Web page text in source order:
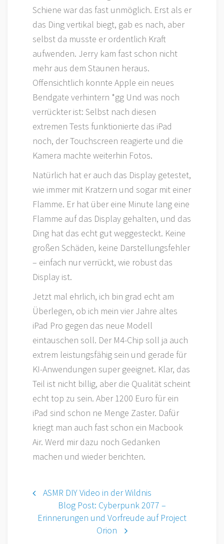
Schiene war das fast unmöglich. Erst als er
das Ding vertikal biegt, gab es nach, aber
selbst da musste er ordentlich Kraft
aufwenden. Jerry kam fast schon nicht
mehr aus dem Staunen heraus.
Offensichtlich konnte Apple ein neues
Bendgate verhintern *gg Und was noch
verrückter ist: Selbst nach diesen
extremen Tests funktionierte das iPad
noch, der Touchscreen reagierte und die
Kamera machte weiterhin Fotos.
Natürlich hat er auch das Display getestet,
wie immer mit Kratzern und sogar mit einer
Flamme. Er hat über eine Minute lang eine
Flamme auf das Display gehalten, und das
Ding hat das echt gut weggesteckt. Keine
großen Schäden, keine Darstellungsfehler
– einfach nur verrückt, wie robust das
Display ist.
Jetzt mal ehrlich, ich bin grad echt am
Überlegen, ob ich mein vier Jahre altes
iPad Pro gegen das neue Modell
eintauschen soll. Der M4-Chip soll ja auch
extrem leistungsfähig sein und gerade für
KI-Anwendungen super geeignet. Klar, das
Teil ist nicht billig, aber die Qualität scheint
echt top zu sein. Aber 1200 Euro für ein
iPad sind schon ne Menge Zaster. Dafür
kriegt man auch fast schon ein Macbook
Air. Werd mir dazu noch Gedanken
machen und wieder berichten.
Beitragsnavigation
ASMR DIY Video in der Wildnis
Blog Post: Cyberpunk 2077 –
Erinnerungen und Vorfreude auf Project
Orion